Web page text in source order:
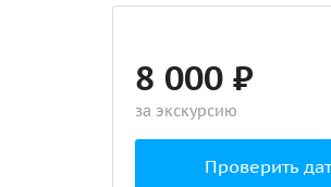
8 000 ₽
за экскурсию
Проверить